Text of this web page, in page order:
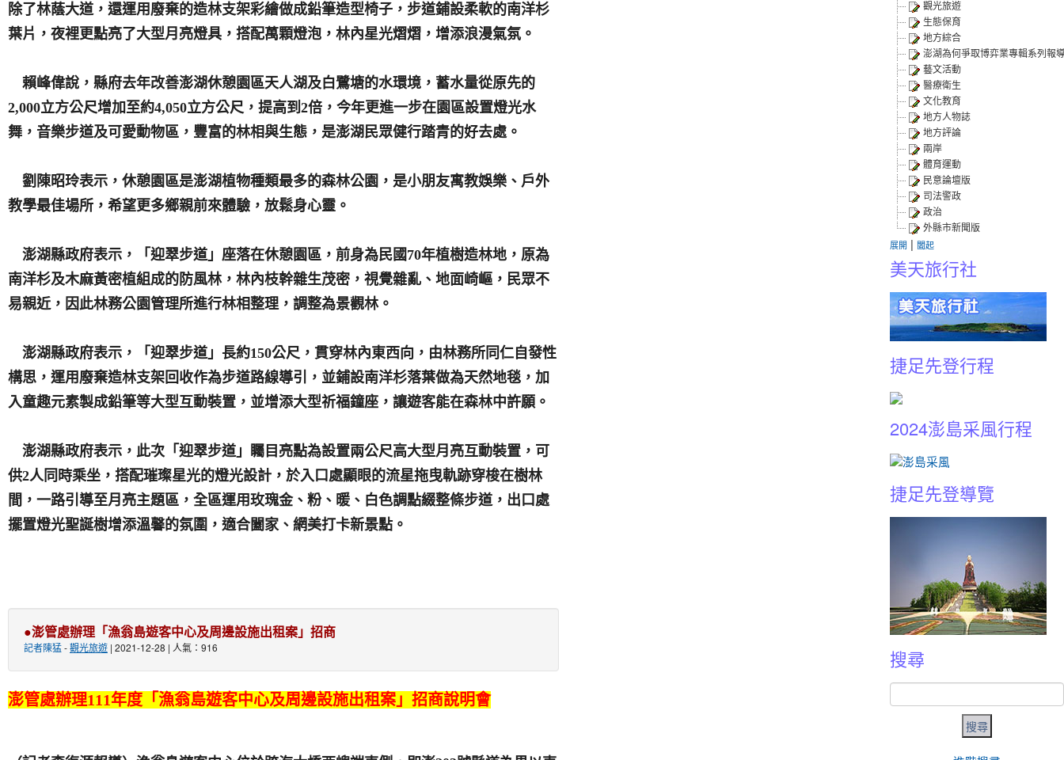
除了林蔭大道，還運用廢棄的造林支架彩繪做成鉛筆造型椅子，步道鋪設柔軟的南洋杉
葉片，夜裡更點亮了大型月亮燈具，搭配萬顆燈泡，林內星光熠熠，增添浪漫氣氛。
賴峰偉說，縣府去年改善澎湖休憩園區天人湖及白鷺塘的水環境，蓄水量從原先的
2,000立方公尺增加至約4,050立方公尺，提高到2倍，今年更進一步在園區設置燈光水
舞，音樂步道及可愛動物區，豐富的林相與生態，是澎湖民眾健行踏青的好去處。
劉陳昭玲表示，休憩園區是澎湖植物種類最多的森林公園，是小朋友寓教娛樂、戶外
教學最佳場所，希望更多鄉親前來體驗，放鬆身心靈。
澎湖縣政府表示，「迎翠步道」座落在休憩園區，前身為民國70年植樹造林地，原為
南洋杉及木麻黃密植組成的防風林，林內枝幹雜生茂密，視覺雜亂、地面崎嶇，民眾不
易親近，因此林務公園管理所進行林相整理，調整為景觀林。
澎湖縣政府表示，「迎翠步道」長約150公尺，貫穿林內東西向，由林務所同仁自發性
構思，運用廢棄造林支架回收作為步道路線導引，並鋪設南洋杉落葉做為天然地毯，加
入童趣元素製成鉛筆等大型互動裝置，並增添大型祈福鐘座，讓遊客能在森林中許願。
澎湖縣政府表示，此次「迎翠步道」矚目亮點為設置兩公尺高大型月亮互動裝置，可
供2人同時乘坐，搭配璀璨星光的燈光設計，於入口處顯眼的流星拖曳軌跡穿梭在樹林
間，一路引導至月亮主題區，全區運用玫瑰金、粉、暖、白色調點綴整條步道，出口處
擺置燈光聖誕樹增添溫馨的氛圍，適合闔家、網美打卡新景點。
●澎管處辦理「漁翁島遊客中心及周邊設施出租案」招商
記者陳猛-觀光旅遊 | 2021-12-28 | 人氣：916
澎管處辦理111年度「漁翁島遊客中心及周邊設施出租案」招商說明會
觀光旅遊
生態保育
地方綜合
澎湖為何爭取博弈業專輯系列報
藝文活動
醫療衛生
文化教育
地方人物誌
地方評論
兩岸
體育運動
民意論壇版
司法警政
政治
外縣市新聞版
展開 | 闔起
美天旅行社
捷足先登行程
2024澎島采風行程
捷足先登導覽
搜尋